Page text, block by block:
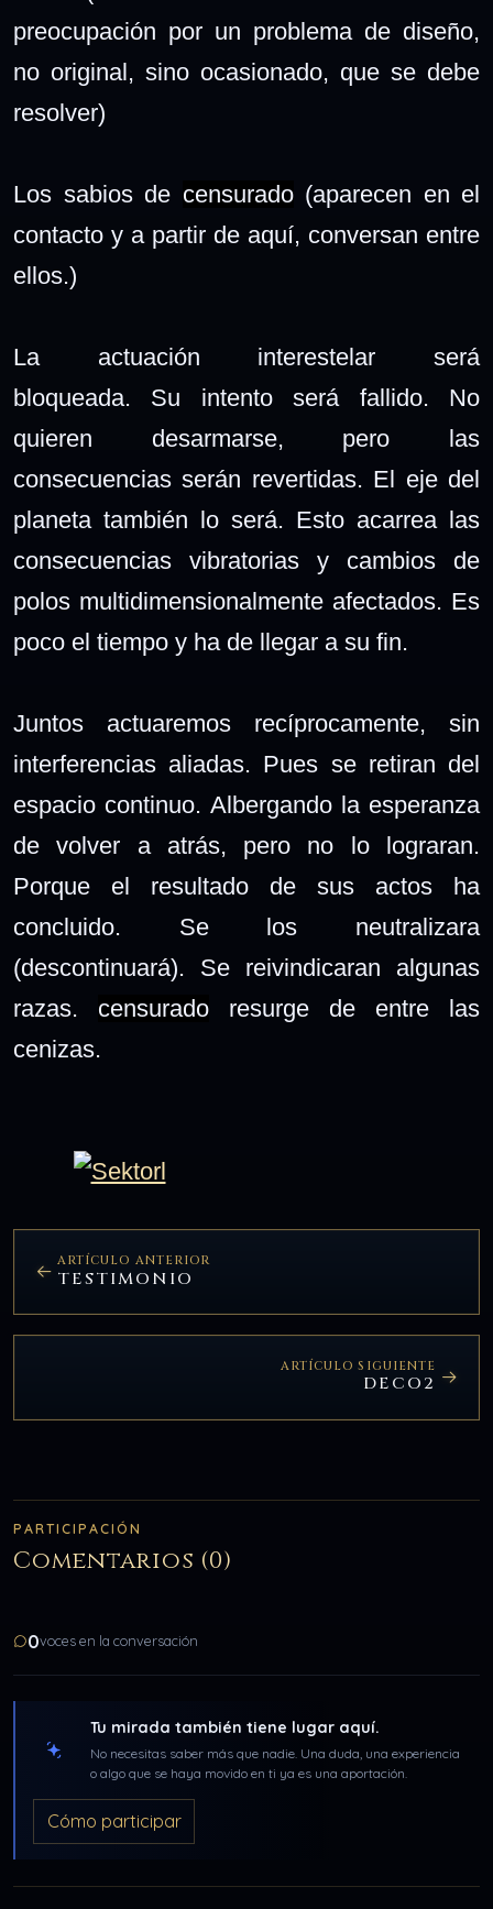
preocupación por un problema de diseño,
no original, sino ocasionado, que se debe
resolver)
Los sabios de censurado(aparecen en el
contacto y a partir de aquí, conversan entre
ellos.)
La actuación interestelar será
bloqueada. Su intento será fallido. No
quieren desarmarse, pero las
consecuencias serán revertidas. El eje del
planeta también lo será. Esto acarrea las
consecuencias vibratorias y cambios de
polos multidimensionalmente afectados. Es
poco el tiempo y ha de llegar a su fin.
Juntos actuaremos recíprocamente, sin
interferencias aliadas. Pues se retiran del
espacio continuo. Albergando la esperanza
de volver a atrás, pero no lo lograran.
Porque el resultado de sus actos ha
concluido. Se los neutralizara
(descontinuará). Se reivindicaran algunas
razas. censurado resurge de entre las
cenizas.
ARTÍCULO ANTERIOR
TESTIMONIO
ARTÍCULO SIGUIENTE
DECO2
PARTICIPACIÓN
Comentarios (0)
0voces en la conversación
Tu mirada también tiene lugar aquí.
No necesitas saber más que nadie. Una duda, una experiencia
o algo que se haya movido en ti ya es una aportación.
Cómo participar